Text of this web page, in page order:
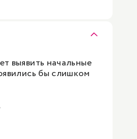
выявить начальные
бы слишком